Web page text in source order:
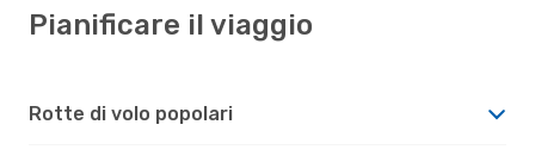
Pianificare il viaggio
Rotte di volo popolari